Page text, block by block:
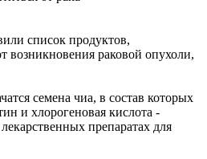
список продуктов,
возникновения раковой опухоли,
семена чиа, в состав которых
и хлорогеновая кислота -
препаратах для